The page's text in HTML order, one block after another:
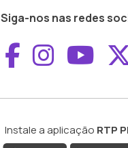
Siga-nos nas redes
Aceder
Instale a aplicação RTP